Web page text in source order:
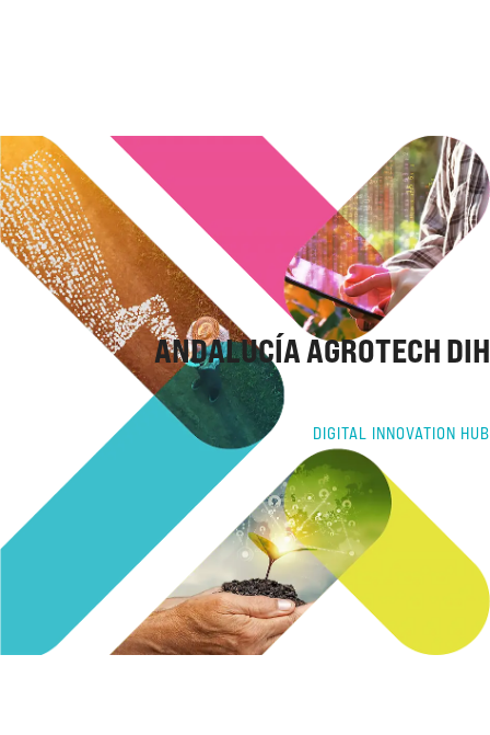
ANDALUCÍA AGROTECH DIH
DIGITAL INNOVATION HUB